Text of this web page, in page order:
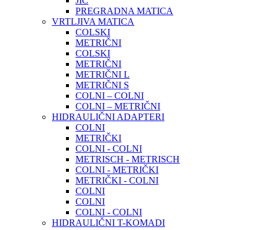
PREGRADNA MATICA
VRTLJIVA MATICA
COLSKI
METRIČNI
COLSKI
METRIČNI
METRIČNI L
METRIČNI S
COLNI – COLNI
COLNI – METRIČNI
HIDRAULIČNI ADAPTERI
COLNI
METRIČKI
COLNI - COLNI
METRISCH - METRISCH
COLNI - METRIČKI
METRIČKI - COLNI
COLNI
COLNI
COLNI - COLNI
HIDRAULIČNI T-KOMADI